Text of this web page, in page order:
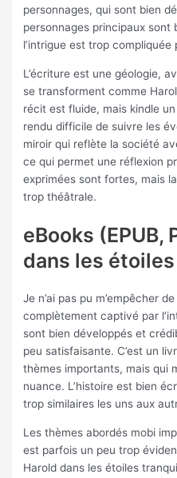
personnages, qui sont bien
personnages principaux sont
l’intrigue est trop
L’écriture est une géologie,
se transforment comme
récit est fluide, mais kindle
rendu difficile de suivre les
miroir qui reflète la société
ce qui permet une réflexion
exprimées sont fortes, mais
trop théâtrale.
eBooks (EPUB,
dans les étoiles
Je n’ai pas pu m’empêcher
complètement captivé par
sont bien développés et
peu satisfaisante. C’est un
thèmes importants, mais qui
nuance. L’histoire est bien
trop similaires les uns aux
Les thèmes abordés mobi
est parfois un peu trop
Harold dans les étoiles